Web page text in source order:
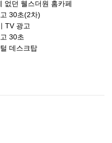
없던 웰스더원 홈카페
30초(2차)
TV 광고
30초
데스크탑